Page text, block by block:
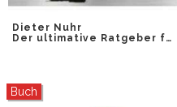
Dieter Nuhr
Der ultimative Ratgeber für alles
Buch